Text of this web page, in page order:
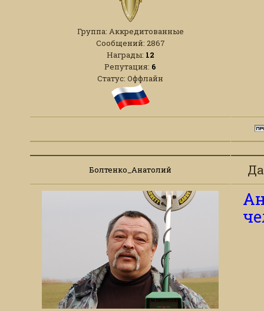
Группа: Аккредитованные
Сообщений: 2867
Награды: 12
Репутация: 6
Статус: Оффлайн
Болтенко_Анатолий